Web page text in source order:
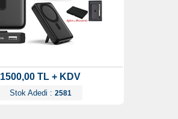
1500,00 TL + KDV
Stok Adedi : 2581